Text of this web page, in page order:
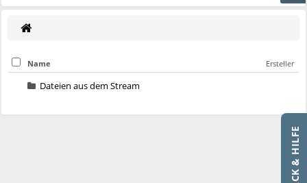
Name Ersteller
Dateien aus dem Stream